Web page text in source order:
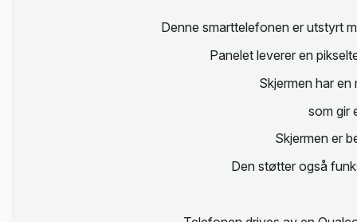
Denne smarttelefonen er utstyrt
Panelet leverer en
Skjermen har
som gir
Skjermen er
Den støtter også